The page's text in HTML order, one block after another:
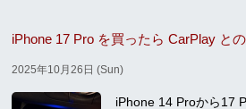
2025年10月26日 (Sun)
iPhone 14 Proから17